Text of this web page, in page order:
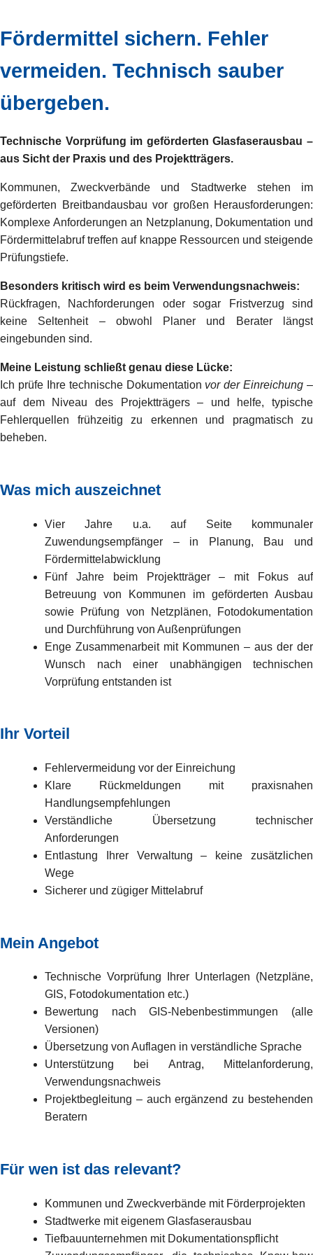
Fördermittel sichern. Fehler
vermeiden. Technisch sauber
übergeben.
Technische Vorprüfung im geförderten Glasfaserausbau –
aus Sicht der Praxis und des Projektträgers.
Kommunen, Zweckverbände und Stadtwerke stehen im
geförderten Breitbandausbau vor großen Herausforderungen:
Komplexe Anforderungen an Netzplanung, Dokumentation und
Fördermittelabruf treffen auf knappe Ressourcen und steigende
Prüfungstiefe.
Besonders kritisch wird es beim Verwendungsnachweis:
Rückfragen, Nachforderungen oder sogar Fristverzug sind
keine Seltenheit – obwohl Planer und Berater längst
eingebunden sind.
Meine Leistung schließt genau diese Lücke:
Ich prüfe Ihre technische Dokumentation vor der Einreichung –
auf dem Niveau des Projektträgers – und helfe, typische
Fehlerquellen frühzeitig zu erkennen und pragmatisch zu
beheben.
Was mich auszeichnet
Vier Jahre u.a. auf Seite kommunaler
Zuwendungsempfänger – in Planung, Bau und
Fördermittelabwicklung
Fünf Jahre beim Projektträger – mit Fokus auf
Betreuung von Kommunen im geförderten Ausbau
sowie Prüfung von Netzplänen, Fotodokumentation
und Durchführung von Außenprüfungen
Enge Zusammenarbeit mit Kommunen – aus der der
Wunsch nach einer unabhängigen technischen
Vorprüfung entstanden ist
Ihr Vorteil
Fehlervermeidung vor der Einreichung
Klare Rückmeldungen mit praxisnahen
Handlungsempfehlungen
Verständliche Übersetzung technischer
Anforderungen
Entlastung Ihrer Verwaltung – keine zusätzlichen
Wege
Sicherer und zügiger Mittelabruf
Mein Angebot
Technische Vorprüfung Ihrer Unterlagen (Netzpläne,
GIS, Fotodokumentation etc.)
Bewertung nach GIS-Nebenbestimmungen (alle
Versionen)
Übersetzung von Auflagen in verständliche Sprache
Unterstützung bei Antrag, Mittelanforderung,
Verwendungsnachweis
Projektbegleitung – auch ergänzend zu bestehenden
Beratern
Für wen ist das relevant?
Kommunen und Zweckverbände mit Förderprojekten
Stadtwerke mit eigenem Glasfaserausbau
Tiefbauunternehmen mit Dokumentationspflicht